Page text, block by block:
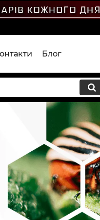
Блог